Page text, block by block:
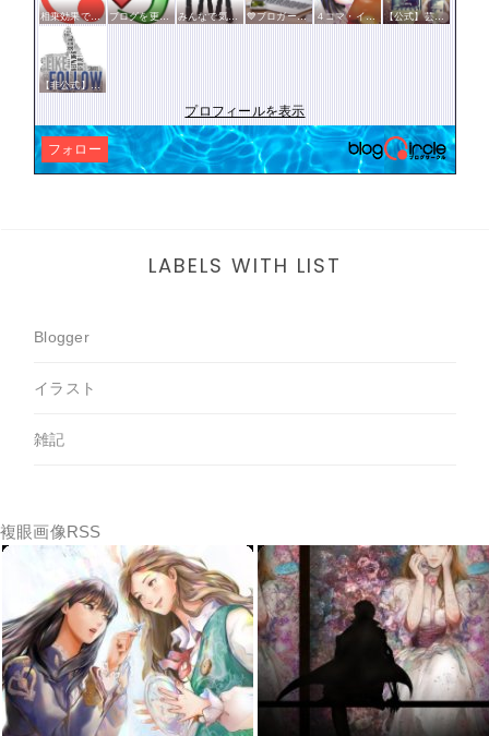
相乗効果でWINWIN!「はてブ・ランキング」応援サークル！！！ ブログを更新したらここで報告 みんなで気軽にアクセスアップ 💙ブロガー応援&更新報告♪💙 ４コマ・イラスト描いてます 【公式】芸術・人文サークル
【非公式】相互フォローサークル
プロフィールを表示
フォロー
LABELS WITH LIST
Blogger
イラスト
雑記
複眼画像RSS